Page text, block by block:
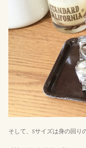
そして、Sサイズは身の回り